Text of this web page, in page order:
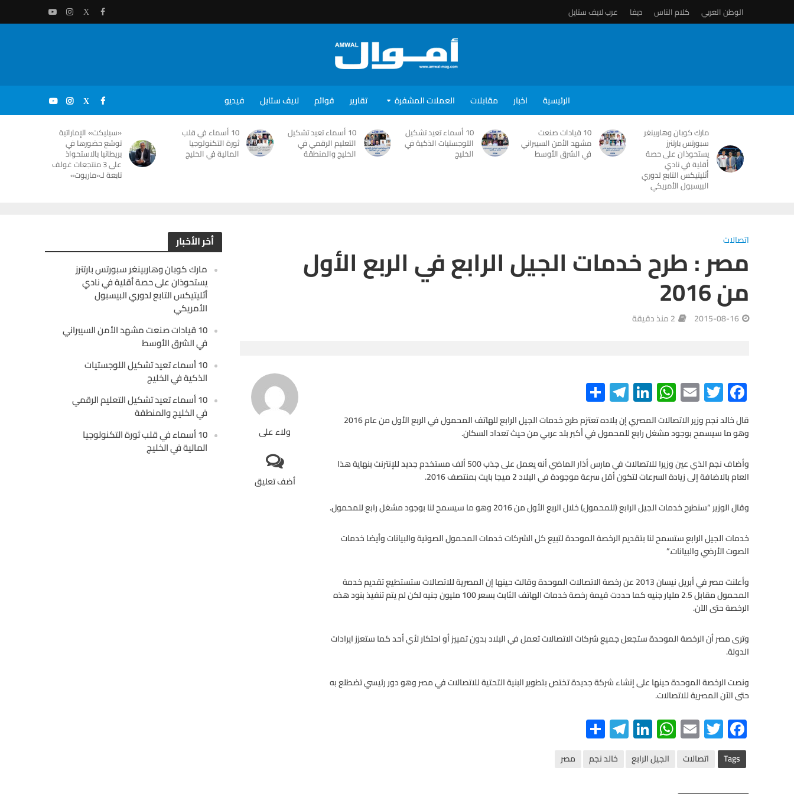
الوطن العربي كلام الناس ديفا عرب لايف ستايل
الرئيسية اخبار مقابلات العملات المشفرة تقارير قوائم لايف ستايل فيديو
مارك كوبان وهاربينغر
سبورتس بارتنرز
يستحوذان على حصة
أقلية في نادي
أثليتيكس التابع لدوري
البيسبول الأمريكي
10 قيادات صنعت
مشهد الأمن السيبراني
في الشرق الأوسط
10 أسماء تعيد تشكيل
اللوجستيات الذكية في
الخليج
10 أسماء تعيد تشكيل
التعليم الرقمي في
الخليج والمنطقة
10 أسماء في قلب
ثورة التكنولوجيا
المالية في الخليج
«سيليكت» الإماراتية
توسّع حضورها في
بريطانيا بالاستحواذ
على 3 منتجعات غولف
تابعة لـ«ماريوت»
أخر الأخبار
مارك كوبان وهاربينغر سبورتس بارتنرز
يستحوذان على حصة أقلية في نادي
أثليتيكس التابع لدوري البيسبول
الأمريكي
10 قيادات صنعت مشهد الأمن السيبراني
في الشرق الأوسط
10 أسماء تعيد تشكيل اللوجستيات
الذكية في الخليج
10 أسماء تعيد تشكيل التعليم الرقمي
في الخليج والمنطقة
10 أسماء في قلب ثورة التكنولوجيا
المالية في الخليج
اتصالات
مصر : طرح خدمات الجيل الرابع في الربع الأول
من 2016
2015-08-16 2 منذ دقيقة
ولاء على
أضف تعليق
F
ac
e
o
o
k
T
wi
tt
er
E
m
ail
W
h
at
s
A
p
p
Li
n
ke
dI
n
Te
le
gr
a
m
S
h
ar
e
قال خالد نجم وزير الاتصالات المصري إن بلاده تعتزم طرح خدمات الجيل الرابع للهاتف المحمول في الربع الأول من عام 2016
وهو ما سيسمح بوجود مشغل رابع للمحمول في أكبر بلد عربي من حيث تعداد السكان.
وأضاف نجم الذي عين وزيرا للاتصالات في مارس أذار الماضي أنه يعمل على جذب 500 ألف مستخدم جديد للإنترنت بنهاية هذا
العام بالاضافة إلى زيادة السرعات لتكون أقل سرعة موجودة في البلاد 2 ميجا‭‭‭‭ ‬‬‬‬بايت بمنتصف 2016.
وقال الوزير “سنطرح خدمات الجيل الرابع (للمحمول) خلال الربع الأول من 2016 وهو ما سيسمح لنا بوجود مشغل رابع للمحمول.
خدمات الجيل الرابع ستسمح لنا بتقديم الرخصة الموحدة لتبيع كل الشركات خدمات المحمول الصوتية والبيانات وأيضا خدمات
الصوت الأرضي والبيانات.”
وأعلنت مصر في أبريل نيسان 2013 عن رخصة الاتصالات الموحدة وقالت حينها إن المصرية للاتصالات ستستطيع تقديم خدمة
المحمول مقابل 2.5 مليار جنيه كما حددت قيمة رخصة خدمات الهاتف الثابت بسعر 100 مليون جنيه لكن لم يتم تنفيذ بنود هذه
الرخصة حتى الآن.
وترى مصر أن الرخصة الموحدة ستجعل جميع شركات الاتصالات تعمل في البلاد بدون تمييز أو احتكار لأي أحد كما ستعزز ايرادات
الدولة.
ونصت الرخصة الموحدة حينها على إنشاء شركة جديدة تختص بتطوير البنية التحتية للاتصالات في مصر وهو دور رئيسي تضطلع به
حتى الآن المصرية للاتصالات.
F
ac
e
b
T
wi
tt
er
E
m
ail
W
h
at
Li
n
ke
Te
le
gr
S
h
ar Tags اتصالات الجيل الرابع خالد نجم مصر